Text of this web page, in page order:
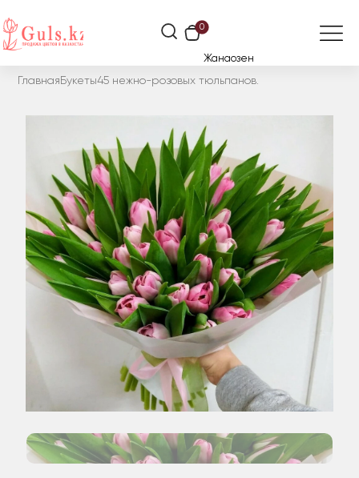
0
Жанаозен
Главная Букеты45 нежно-розовых тюльпанов.